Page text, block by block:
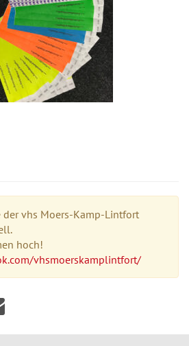
der vhs Moers-Kamp-Lintfort
hoch!
vhsmoerskamplintfort/